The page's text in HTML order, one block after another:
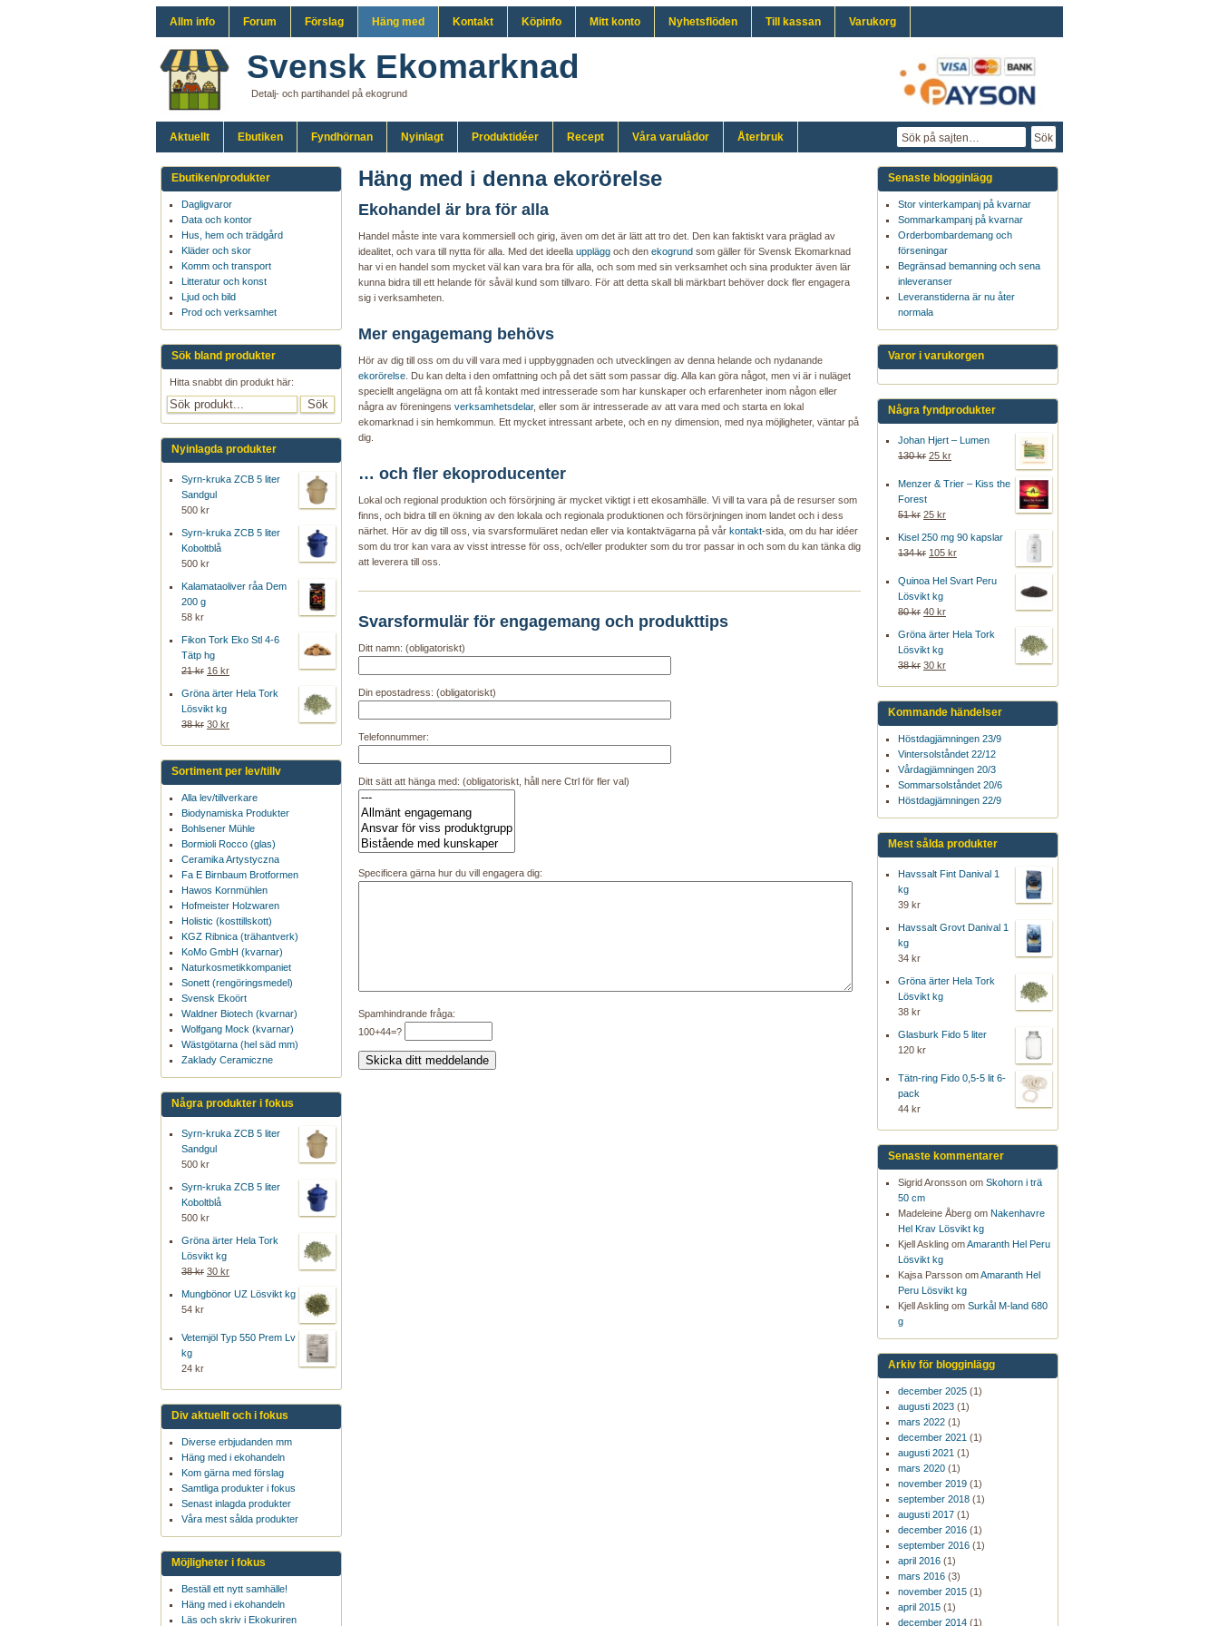
Allm info Forum Förslag Häng med Kontakt Köpinfo Mitt konto Nyhetsflöden Till kassan Varukorg
Svensk Ekomarknad
Detalj- och partihandel på ekogrund
Aktuellt Ebutiken Fyndhörnan Nyinlagt Produktidéer Recept Våra varulådor Återbruk
Häng med i denna ekorörelse
Ekohandel är bra för alla
Handel måste inte vara kommersiell och girig, även om det är lätt att tro det. Den kan faktiskt vara präglad av
idealitet, och vara till nytta för alla. Med det ideella upplägg och den ekogrund som gäller för Svensk Ekomarknad
har vi en handel som mycket väl kan vara bra för alla, och som med sin verksamhet och sina produkter även lär
kunna bidra till ett helande för såväl kund som tillvaro. För att detta skall bli märkbart behöver dock fler engagera
sig i verksamheten.
Mer engagemang behövs
Hör av dig till oss om du vill vara med i uppbyggnaden och utvecklingen av denna helande och nydanande
ekorörelse . Du kan delta i den omfattning och på det sätt som passar dig. Alla kan göra något, men vi är i nuläget
speciellt angelägna om att få kontakt med intresserade som har kunskaper och erfarenheter inom någon eller
några av föreningens verksamhetsdelar, eller som är intresserade av att vara med och starta en lokal
ekomarknad i sin hemkommun. Ett mycket intressant arbete, och en ny dimension, med nya möjligheter, väntar på
dig.
… och fler ekoproducenter
Lokal och regional produktion och försörjning är mycket viktigt i ett ekosamhälle. Vi vill ta vara på de resurser som
finns, och bidra till en ökning av den lokala och regionala produktionen och försörjningen inom landet och i dess
närhet. Hör av dig till oss, via svarsformuläret nedan eller via kontaktvägarna på vår kontakt-sida, om du har idéer
som du tror kan vara av visst intresse för oss, och/eller produkter som du tror passar in och som du kan tänka dig
att leverera till oss.
Svarsformulär för engagemang och produkttips
Ditt namn: (obligatoriskt)
Din epostadress: (obligatoriskt)
Telefonnummer:
Ditt sätt att hänga med: (obligatoriskt, håll nere Ctrl för fler val)
Specificera gärna hur du vill engagera dig:
Spamhindrande fråga:
100+44=?
Senaste blogginlägg
Stor vinterkampanj på kvarnar
Sommarkampanj på kvarnar
Orderbombardemang och
förseningar
Begränsad bemanning och sena
inleveranser
Leveranstiderna är nu åter
normala
Varor i varukorgen
Några fyndprodukter
Johan Hjert – Lumen
130 kr 25 kr
Menzer & Trier – Kiss the
Forest
51 kr 25 kr
Kisel 250 mg 90 kapslar
134 kr 105 kr
Quinoa Hel Svart Peru
Lösvikt kg
80 kr 40 kr
Gröna ärter Hela Tork
Lösvikt kg
38 kr 30 kr
Kommande händelser
Höstdagjämningen 23/9
Vintersolståndet 22/12
Vårdagjämningen 20/3
Sommarsolståndet 20/6
Höstdagjämningen 22/9
Mest sålda produkter
Havssalt Fint Danival 1
kg
39 kr
Havssalt Grovt Danival 1
kg
34 kr
Gröna ärter Hela Tork
Lösvikt kg
38 kr
Glasburk Fido 5 liter
120 kr
Tätn-ring Fido 0,5-5 lit 6-
pack
44 kr
Senaste kommentarer
Sigrid Aronsson om Skohorn i trä
50 cm
Madeleine Åberg om Nakenhavre
Hel Krav Lösvikt kg
Kjell Askling omAmaranth Hel Peru
Lösvikt kg
Kajsa Parsson omAmaranth Hel
Peru Lösvikt kg
Kjell Askling om Surkål M-land 680
g
Arkiv för blogginlägg
december 2025 (1)
augusti 2023 (1)
mars 2022 (1)
december 2021 (1)
augusti 2021 (1)
mars 2020 (1)
november 2019 (1)
september 2018 (1)
augusti 2017 (1)
december 2016 (1)
september 2016 (1)
april 2016 (1)
mars 2016 (3)
november 2015 (1)
april 2015 (1)
december 2014 (1)
Ebutiken/produkter
Dagligvaror
Data och kontor
Hus, hem och trädgård
Kläder och skor
Komm och transport
Litteratur och konst
Ljud och bild
Prod och verksamhet
Sök bland produkter
Hitta snabbt din produkt här:
Nyinlagda produkter
Syrn-kruka ZCB 5 liter
Sandgul
500 kr
Syrn-kruka ZCB 5 liter
Koboltblå
500 kr
Kalamataoliver råa Dem
200 g
58 kr
Fikon Tork Eko Stl 4-6
Tätp hg
21 kr 16 kr
Gröna ärter Hela Tork
Lösvikt kg
38 kr 30 kr
Sortiment per lev/tillv
Alla lev/tillverkare
Biodynamiska Produkter
Bohlsener Mühle
Bormioli Rocco (glas)
Ceramika Artystyczna
Fa E Birnbaum Brotformen
Hawos Kornmühlen
Hofmeister Holzwaren
Holistic (kosttillskott)
KGZ Ribnica (trähantverk)
KoMo GmbH (kvarnar)
Naturkosmetikkompaniet
Sonett (rengöringsmedel)
Svensk Ekoört
Waldner Biotech (kvarnar)
Wolfgang Mock (kvarnar)
Wästgötarna (hel säd mm)
Zaklady Ceramiczne
Några produkter i fokus
Syrn-kruka ZCB 5 liter
Sandgul
500 kr
Syrn-kruka ZCB 5 liter
Koboltblå
500 kr
Gröna ärter Hela Tork
Lösvikt kg
38 kr 30 kr
Mungbönor UZ Lösvikt kg
54 kr
Vetemjöl Typ 550 Prem Lv
kg
24 kr
Div aktuellt och i fokus
Diverse erbjudanden mm
Häng med i ekohandeln
Kom gärna med förslag
Samtliga produkter i fokus
Senast inlagda produkter
Våra mest sålda produkter
Möjligheter i fokus
Beställ ett nytt samhälle!
Häng med i ekohandeln
Läs och skriv i Ekokuriren